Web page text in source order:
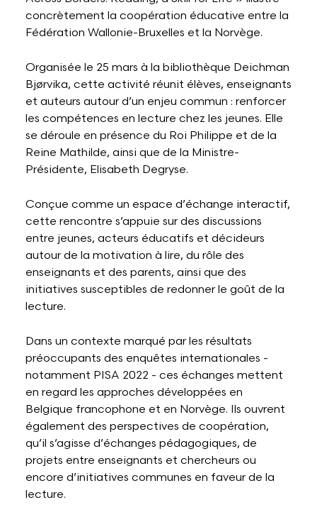
concrètement la coopération éducative entre la
Fédération Wallonie-Bruxelles et la Norvège.
Organisée le 25 mars à la bibliothèque Deichman
Bjørvika, cette activité réunit élèves, enseignants
et auteurs autour d’un enjeu commun : renforcer
les compétences en lecture chez les jeunes. Elle
se déroule en présence du Roi Philippe et de la
Reine Mathilde, ainsi que de la Ministre-
Présidente, Elisabeth Degryse.
Conçue comme un espace d’échange interactif,
cette rencontre s’appuie sur des discussions
entre jeunes, acteurs éducatifs et décideurs
autour de la motivation à lire, du rôle des
enseignants et des parents, ainsi que des
initiatives susceptibles de redonner le goût de la
lecture.
Dans un contexte marqué par les résultats
préoccupants des enquêtes internationales -
notamment PISA 2022 - ces échanges mettent
en regard les approches développées en
Belgique francophone et en Norvège. Ils ouvrent
également des perspectives de coopération,
qu’il s’agisse d’échanges pédagogiques, de
projets entre enseignants et chercheurs ou
encore d’initiatives communes en faveur de la
lecture.